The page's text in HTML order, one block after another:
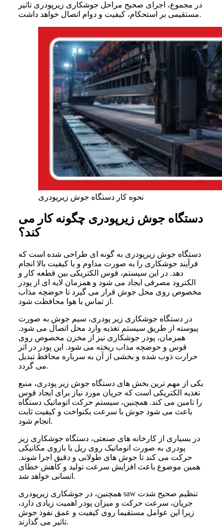
در مجموع، اجرای صحیح مراحل جوشکاری زیرپودری تاثیر
مستقیمی بر استحکام، کیفیت و دوام اتصال خواهد داشت.
نحوه کار دستگاه جوش زیرپودری
دستگاه جوش زیرپودری چگونه کار می
کند؟
دستگاه جوش زیرپودری به گونه ای طراحی شده است که
فرآیند جوشکاری را به صورت مداوم و با کیفیت بالا انجام
دهد. در این سیستم، قوس الکتریکی بین قطعه کار و
الکترود مصرفی ایجاد می شود و همزمان لایه ای از پودر
مخصوص روی محل جوش قرار می گیرد تا حوضچه مذاب
از تماس با هوا محافظت شود.
در دستگاه جوشکاری زیر پودری، سیم جوش به صورت
پیوسته از طریق سیستم تغذیه وارد محل اتصال می شود.
همزمان، پودر جوشکاری نیز از مخزن مخصوص روی
قوس و حوضچه مذاب ریخته می شود. این پودر در اثر
حرارت ذوب شده و بخشی از آن به سرباره محافظ تبدیل
می گردد.
یکی از مهم ترین بخش های دستگاه جوش زیر پودری، منبع
تغذیه الکتریکی است که جریان مورد نیاز برای ایجاد قوس
را تامین می کند. همچنین، سیستم حرکت اتوماتیک دستگاه
باعث می شود جوش با سرعت یکنواخت و کیفیت ثابت
انجام شود.
در بسیاری از کارخانه های صنعتی، دستگاه جوشکاری زیر
پودری به صورت اتوماتیک روی ریل یا بازوی مکانیکی
حرکت می کند تا جوش های طولانی و دقیق اجرا شوند.
همین موضوع باعث افزایش سرعت تولید و کاهش خطای
انسانی خواهد شد.
همچنین، در جوشکاری زیرپودری saw تنظیم صحیح شدت
جریان، سرعت حرکت و میزان پودر اهمیت زیادی دارد،
زیرا این عوامل مستقیما روی کیفیت و عمق نفوذ جوش
تاثیر می گذارند.